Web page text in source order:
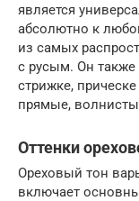
является
абсолютно к
из самых
с русым. Он также
стрижке,
прямые,
Оттенки
Ореховый тон
включает